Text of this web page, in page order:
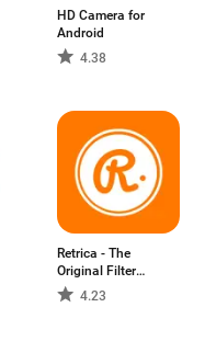
HD Camera for
Android
4.38
Retrica - The
Original Filter
Camera
4.23